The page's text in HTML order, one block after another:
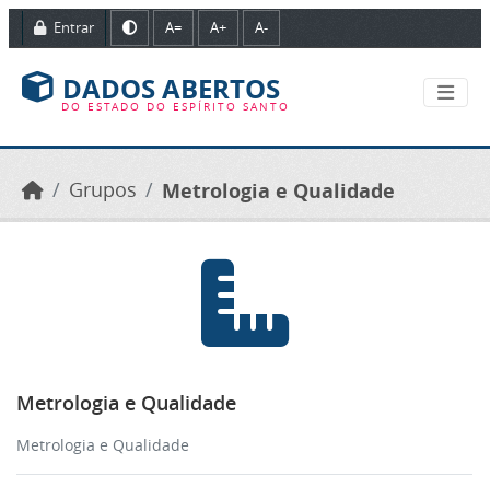
Ir para o conteúdo principal
Entrar A= A+ A-
DADOS ABERTOS
DO ESTADO DO ESPÍRITO SANTO
Grupos Metrologia e Qualidade
Metrologia e Qualidade
Metrologia e Qualidade